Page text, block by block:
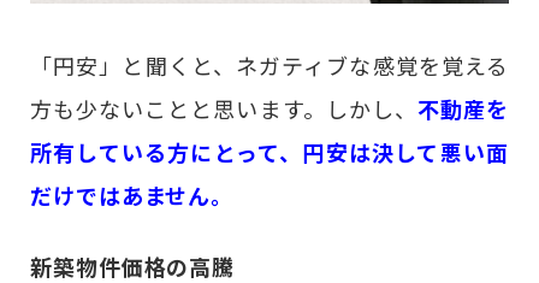
「円安」と聞くと、ネガティブな感覚を覚える
方も少ないことと思います。しかし、 不動産を
所有している方にとって、円安は決して悪い面
だけではあません。
新築物件価格の高騰